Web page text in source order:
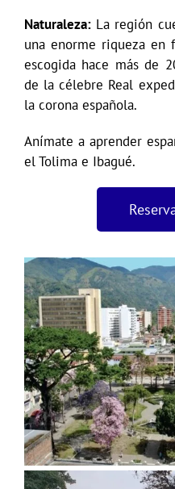
Naturaleza:La región
una enorme riqueza en
escogida hace más de
de la célebre Real
la corona española.
Anímate a aprender
el Tolima e Ibagué.